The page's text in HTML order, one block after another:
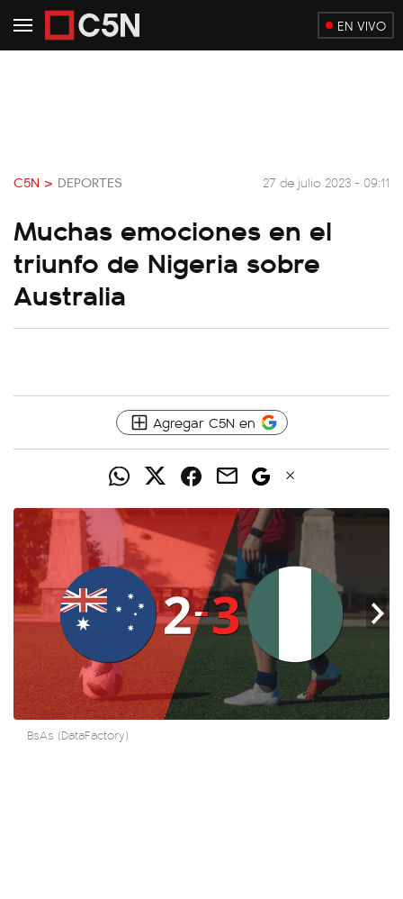
EN VIVO
C5N > DEPORTES 27 de julio 2023 - 09:11
Muchas emociones en el
triunfo de Nigeria sobre
Australia
Agregar C5N en
BsAs (DataFactory)